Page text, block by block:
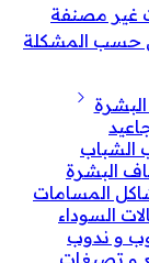
غير مصنفة
حسب المشكلة
الشباب
البشرة
المسامات
السوداء
و ندوب
و تصبغات